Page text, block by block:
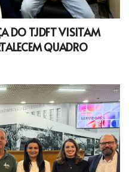
DO TJDFT VISITAM
QUADRO